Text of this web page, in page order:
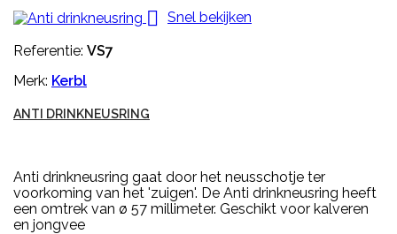
 Snel bekijken
Referentie: VS7
Merk: Kerbl
ANTI DRINKNEUSRING
Anti drinkneusring gaat door het neusschotje ter
voorkoming van het 'zuigen'. De Anti drinkneusring heeft
een omtrek van ø 57 millimeter. Geschikt voor kalveren
en jongvee